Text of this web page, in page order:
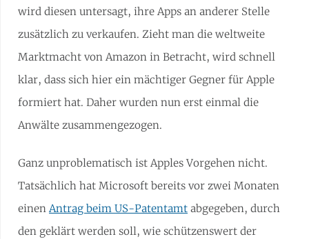
wird diesen untersagt, ihre Apps an anderer Stelle
zusätzlich zu verkaufen. Zieht man die weltweite
Marktmacht von Amazon in Betracht, wird schnell
klar, dass sich hier ein mächtiger Gegner für Apple
formiert hat. Daher wurden nun erst einmal die
Anwälte zusammengezogen.
Ganz unproblematisch ist Apples Vorgehen nicht.
Tatsächlich hat Microsoft bereits vor zwei Monaten
einenAntrag beim US-Patentamt abgegeben, durch
den geklärt werden soll, wie schützenswert der